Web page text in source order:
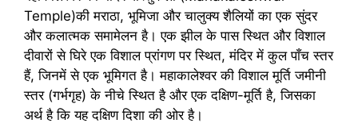
Temple)की मराठा, भूमिजा और चालुक्य शैलियों का एक सुंदर
और कलात्मक समामेलन है। एक झील के पास स्थित और विशाल
दीवारों से घिरे एक विशाल प्रांगण पर स्थित, मंदिर में कुल पाँच स्तर
हैं, जिनमें से एक भूमिगत है। महाकालेश्वर की विशाल मूर्ति जमीनी
स्तर (गर्भगृह) के नीचे स्थित है और एक दक्षिण-मूर्ति है, जिसका
अर्थ है कि यह दक्षिण दिशा की ओर है।